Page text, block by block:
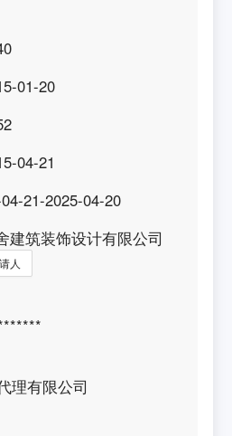
01-20
04-21
21-2025-04-20
建筑装饰设计有限公司
人
理有限公司